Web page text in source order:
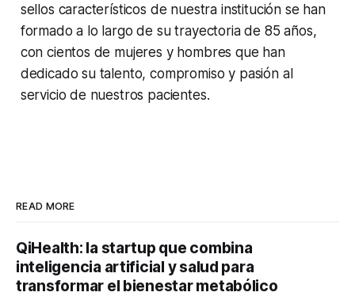
sellos característicos de nuestra institución se han
formado a lo largo de su trayectoria de 85 años,
con cientos de mujeres y hombres que han
dedicado su talento, compromiso y pasión al
servicio de nuestros pacientes.
READ MORE
QiHealth: la startup que combina
inteligencia artificial y salud para
transformar el bienestar metabólico